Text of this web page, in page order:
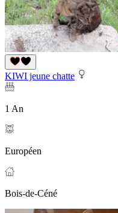
KIWI jeune chatte
1 An
Européen
Bois-de-Céné